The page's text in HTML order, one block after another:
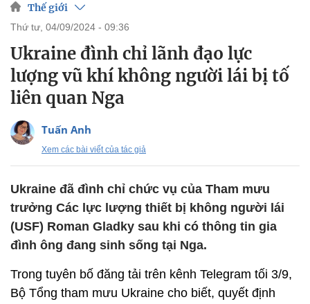
Thế giới
thứ tư, 04/09/2024 - 09:36
Ukraine đình chỉ lãnh đạo lực
lượng vũ khí không người lái bị tố
liên quan Nga
Tuấn Anh
Xem các bài viết của tác giả
Ukraine đã đình chỉ chức vụ của Tham mưu
trưởng Các lực lượng thiết bị không người lái
(USF) Roman Gladky sau khi có thông tin gia
đình ông đang sinh sống tại Nga.
Trong tuyên bố đăng tải trên kênh Telegram tối 3/9,
Bộ Tổng tham mưu Ukraine cho biết, quyết định